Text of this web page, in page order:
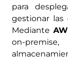
para
gestionar las
Mediante
on-